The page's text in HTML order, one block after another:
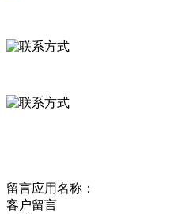
留言应用名称：
客户留言